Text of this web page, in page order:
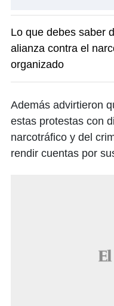
Lo que debes saber
alianza contra el
organizado
Además advirtieron
estas protestas con
narcotráfico y del
rendir cuentas por